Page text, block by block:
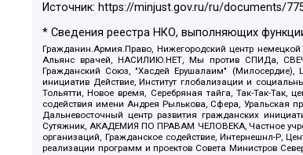
Источник: https://minjust.gov.ru/ru/documents/
* Сведения реестра НКО, выполняющих
Гражданин.Армия.Право, Нижегородский центр
Альянс врачей, НАСИЛИЮ.НЕТ, Мы против СПИДа, СВЕЧА,
Гражданский Союз, "Хасдей Ерушалаим" (Милосердие),
инициатив Действие, Институт глобализации и
Тольятти, Новое время, Серебряная тайга, Так-Так-
содействия имени Андрея Рылькова, Сфера, Уральская
Дальневосточный центр развития гражданских
Сутяжник, АКАДЕМИЯ ПО ПРАВАМ ЧЕЛОВЕКА, Частное
организаций, Гражданское содействие, Интернешнл-Р,
реализации программ и проектов Совета Министров